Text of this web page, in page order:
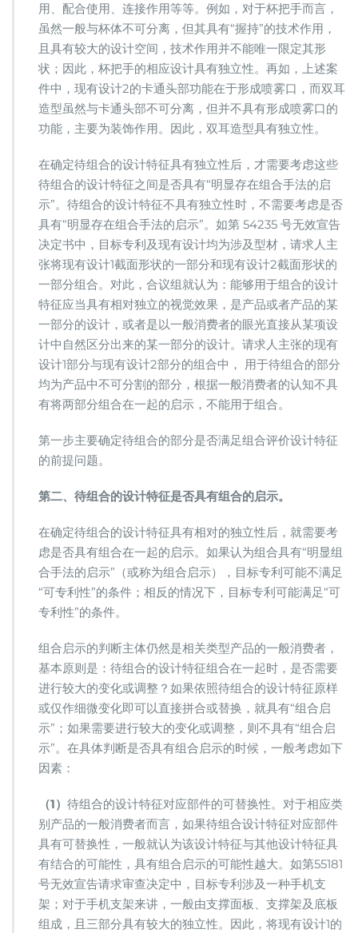
用、配合使用、连接作用等等。例如，对于杯把手而言，
虽然一般与杯体不可分离，但其具有“握持”的技术作用，
且具有较大的设计空间，技术作用并不能唯一限定其形
状；因此，杯把手的相应设计具有独立性。再如，上述案
件中，现有设计2的卡通头部功能在于形成喷雾口，而双耳
造型虽然与卡通头部不可分离，但并不具有形成喷雾口的
功能，主要为装饰作用。因此，双耳造型具有独立性。
在确定待组合的设计特征具有独立性后，才需要考虑这些
待组合的设计特征之间是否具有“明显存在组合手法的启
示”。待组合的设计特征不具有独立性时，不需要考虑是否
具有“明显存在组合手法的启示”。如第 54235 号无效宣告
决定书中，目标专利及现有设计均为涉及型材，请求人主
张将现有设计1截面形状的一部分和现有设计2截面形状的
一部分组合。对此，合议组就认为：能够用于组合的设计
特征应当具有相对独立的视觉效果，是产品或者产品的某
一部分的设计，或者是以一般消费者的眼光直接从某项设
计中自然区分出来的某一部分的设计。请求人主张的现有
设计1部分与现有设计2部分的组合中， 用于待组合的部分
均为产品中不可分割的部分，根据一般消费者的认知不具
有将两部分组合在一起的启示，不能用于组合。
第一步主要确定待组合的部分是否满足组合评价设计特征
的前提问题。
第二、待组合的设计特征是否具有组合的启示。
在确定待组合的设计特征具有相对的独立性后，就需要考
虑是否具有组合在一起的启示。如果认为组合具有“明显组
合手法的启示”（或称为组合启示），目标专利可能不满足
“可专利性”的条件；相反的情况下，目标专利可能满足“可
专利性”的条件。
组合启示的判断主体仍然是相关类型产品的一般消费者，
基本原则是：待组合的设计特征组合在一起时，是否需要
进行较大的变化或调整？如果依照待组合的设计特征原样
或仅作细微变化即可以直接拼合或替换，就具有“组合启
示”；如果需要进行较大的变化或调整，则不具有“组合启
示”。在具体判断是否具有组合启示的时候，一般考虑如下
因素：
（1） 待组合的设计特征对应部件的可替换性。对于相应类
别产品的一般消费者而言，如果待组合设计特征对应部件
具有可替换性，一般就认为该设计特征与其他设计特征具
有结合的可能性，具有组合启示的可能性越大。如第55181
号无效宣告请求审查决定中，目标专利涉及一种手机支
架；对于手机支架来讲，一般由支撑面板、支撑架及底板
组成，且三部分具有较大的独立性。因此，将现有设计1的